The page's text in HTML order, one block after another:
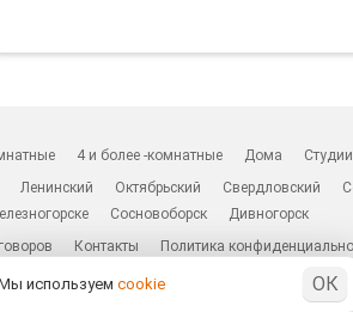
4 и более -комнатные Дома
Студии
Ленинский Октябрьский Свердловский
Сосновоборск
Дивногорск
Контакты Политика
используем cookie ОК